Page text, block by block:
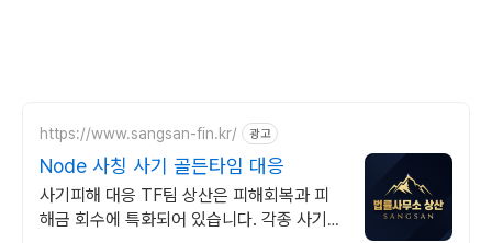
https://www.sangsan-fin.kr/ 광고
Node 사칭 사기 골든타임 대응
사기피해 대응 TF팀 상산은 피해회복과 피
해금 회수에 특화되어 있습니다. 각종 사기